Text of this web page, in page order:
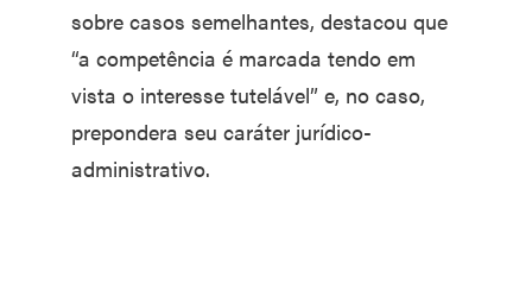
sobre casos semelhantes, destacou que
“a competência é marcada tendo em
vista o interesse tutelável” e, no caso,
prepondera seu caráter jurídico-
administrativo.